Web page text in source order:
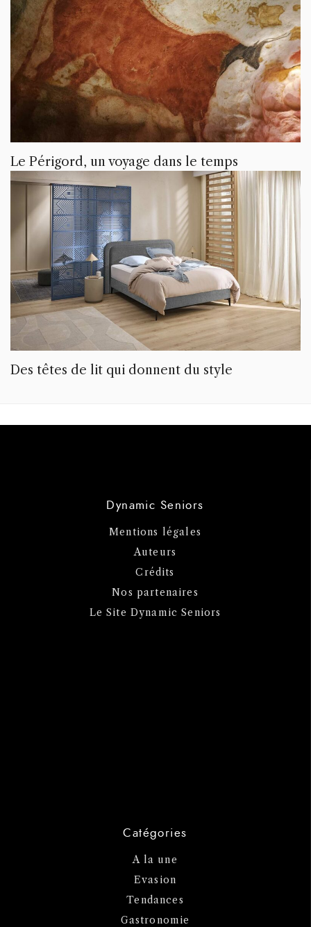
Le Périgord, un voyage dans le temps
Des têtes de lit qui donnent du style
Dynamic Seniors
Mentions légales
Auteurs
Crédits
Nos partenaires
Le Site Dynamic Seniors
Catégories
A la une
Evasion
Tendances
Gastronomie